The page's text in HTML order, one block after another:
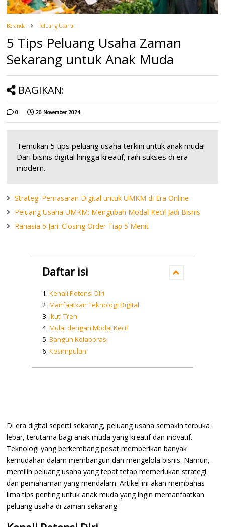
Beranda Peluang Usaha
5 Tips Peluang Usaha Zaman
Sekarang untuk Anak Muda
BAGIKAN:
0 26 November 2024
Temukan 5 tips peluang usaha terkini untuk anak muda!
Dari bisnis digital hingga kreatif, raih sukses di era
modern.
Strategi Pemasaran Digital untuk UMKM di Era Online
Peluang Usaha UMKM: Mengubah Modal Kecil Jadi Bisnis
Rahasia 5 Jari: Closing Order Tiap 5 Menit
Daftar isi
Kenali Potensi Diri
Manfaatkan Teknologi Digital
Ikuti Tren
Mulai dengan Modal Kecil
Bangun Kolaborasi
Kesimpulan
Di era digital seperti sekarang, peluang usaha semakin terbuka
lebar, terutama bagi anak muda yang kreatif dan inovatif.
Teknologi yang berkembang pesat memberikan banyak
kemudahan dalam membangun dan mengelola bisnis. Namun,
memilih peluang usaha yang tepat tetap memerlukan strategi
dan pemahaman yang mendalam. Artikel ini akan membahas
lima tips penting untuk anak muda yang ingin memanfaatkan
peluang usaha di zaman sekarang.